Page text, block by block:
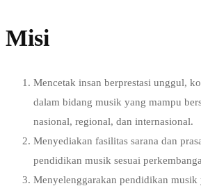
Misi
Mencetak insan berprestasi unggul,
dalam bidang musik yang mampu
nasional, regional, dan internasional.
Menyediakan fasilitas sarana dan
pendidikan musik sesuai
Menyelenggarakan pendidikan